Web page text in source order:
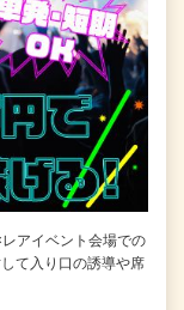
アイベント会場での
て入り口の誘導や席